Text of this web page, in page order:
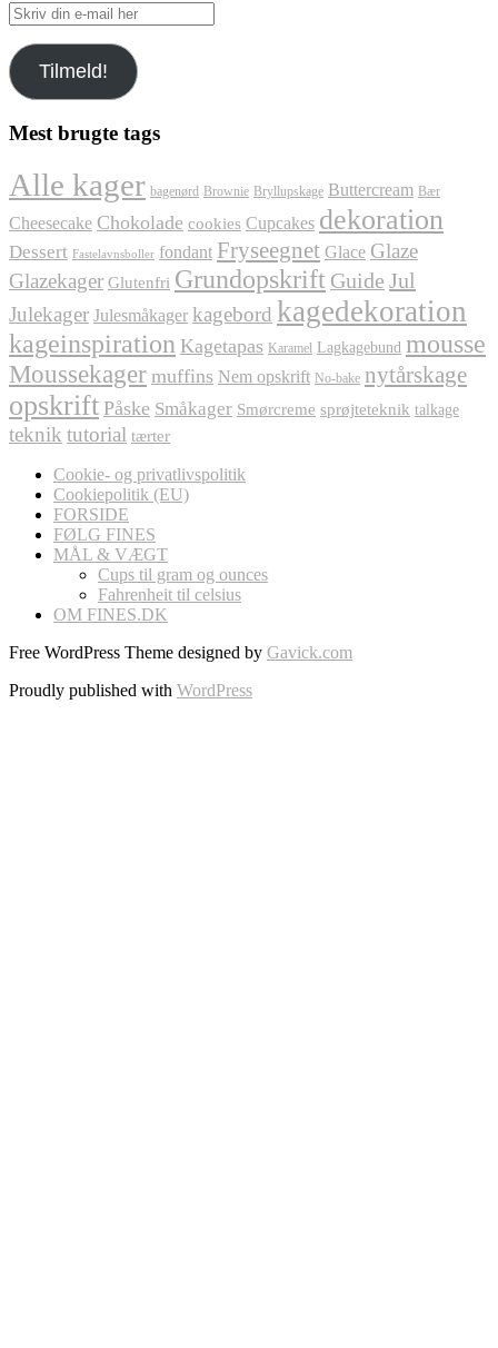
Skriv
din
e-
mail
her
Tilmeld!
Mest brugte tags
Alle kager bagenørd Brownie Bryllupskage Buttercream Bær
Cheesecake Chokolade cookies Cupcakes dekoration
Dessert Fastelavnsboller fondant Fryseegnet Glace Glaze
Glazekager Glutenfri Grundopskrift Guide Jul
Julekager Julesmåkager kagebord kagedekoration
kageinspiration Kagetapas Karamel Lagkagebund mousse
Moussekager muffins Nem opskrift No-bake nytårskage
opskrift Påske Småkager Smørcreme sprøjteteknik talkage
teknik tutorial tærter
Cookie- og privatlivspolitik
Cookiepolitik (EU)
FORSIDE
FØLG FINES
MÅL & VÆGT
Cups til gram og ounces
Fahrenheit til celsius
OM FINES.DK
Free WordPress Theme designed by Gavick.com
Proudly published with WordPress